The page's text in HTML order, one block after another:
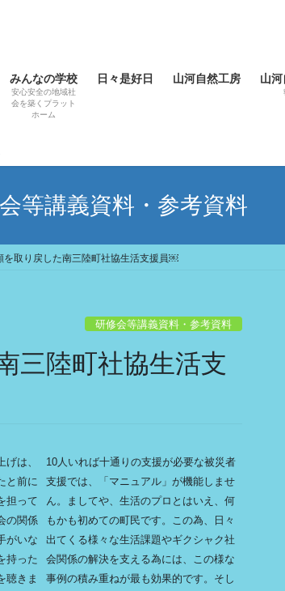
みんなの学校
安心安全の地域社
会を築くプラット
ホーム
日々是好日 山河自然工房 山
等講義資料・参考資料
を取り戻した南三陸町社協生活支援員￼
研修会等講義資料・参考資料
三陸町社協生活支
は、
と前に
担って
の関係
がいな
持った
聴きま
10人いれば十通りの支援が必要な被災者
支援では、「マニュアル」が機能しませ
ん。ましてや、生活のプロとはいえ、何
もかも初めての町民です。この為、日々
出てくる様々な生活課題やギクシャク社
会関係の解決を支える為には、この様な
事例の積み重ねが最も効果的です。そし